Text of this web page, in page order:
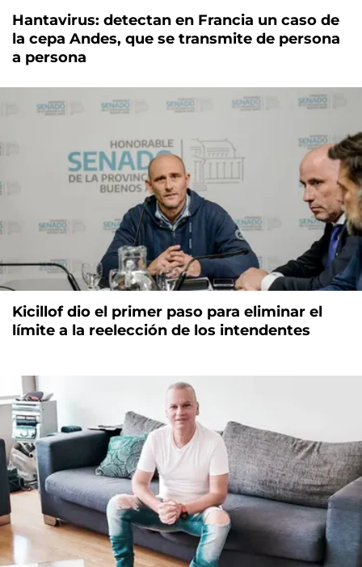
Hantavirus: detectan en Francia un caso de
la cepa Andes, que se transmite de persona
a persona
Kicillof dio el primer paso para eliminar el
límite a la reelección de los intendentes